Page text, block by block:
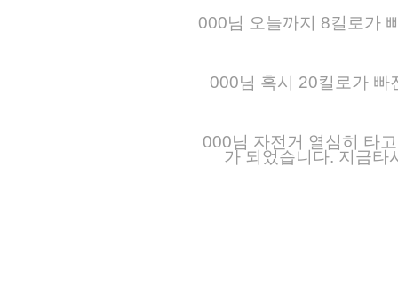
000님 오늘까지 8킬로가
000님 혹시 20킬로가 빠
000님 자전거 열심히 타
가 되었습니다. 지금타